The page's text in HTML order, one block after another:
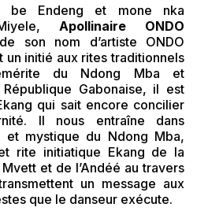
be Endeng et mone nka
Apollinaire ONDO
son nom d’artiste ONDO
un initié aux rites traditionnels
du Ndong Mba et
Gabonaise, il est
qui sait encore concilier
Il nous entraîne dans
et mystique du Ndong Mba,
rite initiatique Ekang de la
et de l’Andéé au travers
un message aux
que le danseur exécute.